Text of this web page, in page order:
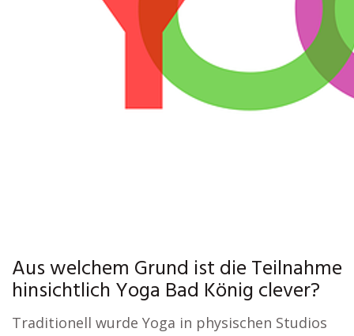
Aus welchem Grund ist die Teilnahme
hinsichtlich Yoga Bad König clever?
Traditionell wurde Yoga in physischen Studios